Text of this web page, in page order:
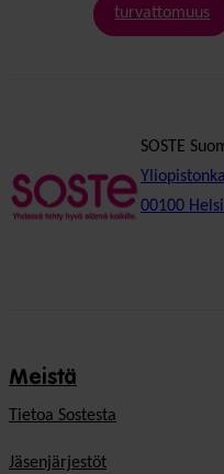
turvattomuus
SOSTE
00100
Meistä
Tietoa Sostesta
Jäsenjärjestöt